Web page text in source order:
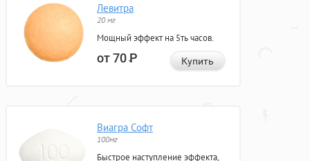
Левитра
20 мг
Мощный эффект на 5ть часов.
от 70Р Купить
Виагра Софт
100мг
Быстрое наступление эффекта,